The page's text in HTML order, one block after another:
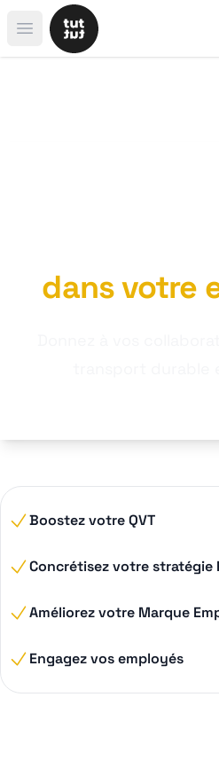
Open main menu
dans votre
Boostez votre QVT
Concrétisez votre stratégie
Améliorez votre Marque
Engagez vos employés